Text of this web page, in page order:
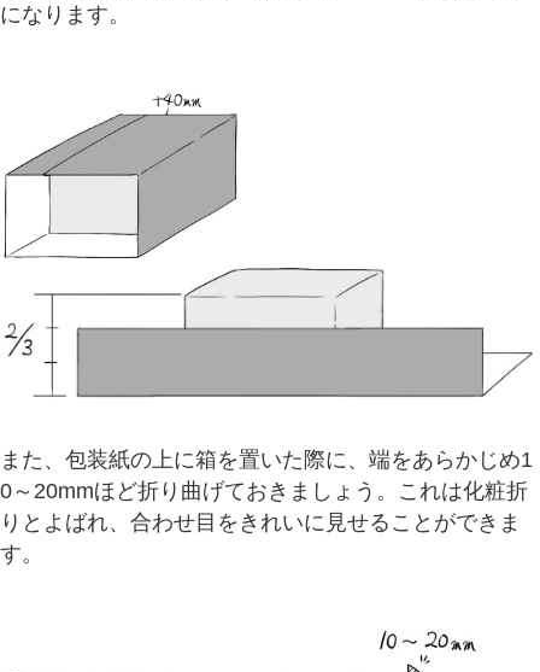
になります。
また、包装紙の上に箱を置いた際に、端をあらかじめ1
0～20mmほど折り曲げておきましょう。これは化粧折
りとよばれ、合わせ目をきれいに見せることができま
す。